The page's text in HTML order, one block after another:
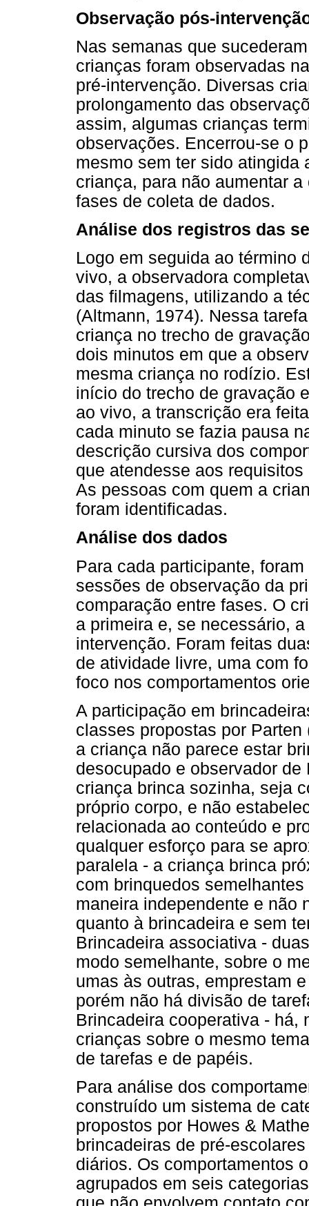
Observação pós-
Nas semanas que
crianças foram observadas
pré-intervenção. Diversas
prolongamento das
assim, algumas crianças
observações. Encerrou-se o
mesmo sem ter sido atingida
criança, para não aumentar
fases de coleta de dados.
Análise dos registros das
Logo em seguida ao término
vivo, a observadora
das filmagens, utilizando a
(Altmann, 1974). Nessa
criança no trecho de
dois minutos em que a
mesma criança no rodízio.
início do trecho de gravação
ao vivo, a transcrição era
cada minuto se fazia pausa
descrição cursiva dos
que atendesse aos
As pessoas com quem a
foram identificadas.
Análise dos dados
Para cada participante,
sessões de observação da
comparação entre fases. O
a primeira e, se necessário,
intervenção. Foram feitas
de atividade livre, uma com
foco nos comportamentos
A participação em
classes propostas por
a criança não parece estar
desocupado e observador
criança brinca sozinha, seja
próprio corpo, e não
relacionada ao conteúdo e
qualquer esforço para se
paralela - a criança brinca
com brinquedos
maneira independente e não
quanto à brincadeira e sem
Brincadeira associativa -
modo semelhante, sobre o
umas às outras, emprestam
porém não há divisão de
Brincadeira cooperativa - há,
crianças sobre o mesmo
de tarefas e de papéis.
Para análise dos
construído um sistema de
propostos por Howes &
brincadeiras de pré-
diários. Os comportamentos
agrupados em seis